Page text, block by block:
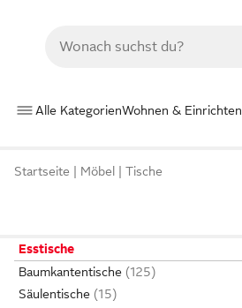
Alle KategorienWohnen & Einrichten
Startseite Möbel Tische
Esstische
Baumkantentische
Säulentische